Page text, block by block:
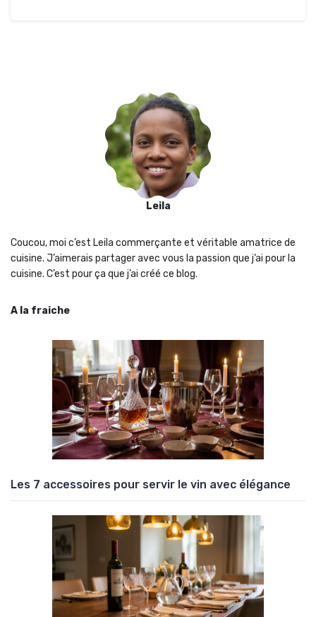
Leila
Coucou, moi c’est Leila commerçante et véritable amatrice de
cuisine. J’aimerais partager avec vous la passion que j‘ai pour la
cuisine. C’est pour ça que j’ai créé ce blog.
A la fraiche
Les 7 accessoires pour servir le vin avec élégance